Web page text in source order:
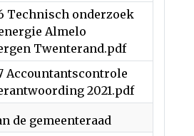
Technisch onderzoek
Almelo
Twenterand.pdf
Accountantscontrole
2021.pdf
de gemeenteraad